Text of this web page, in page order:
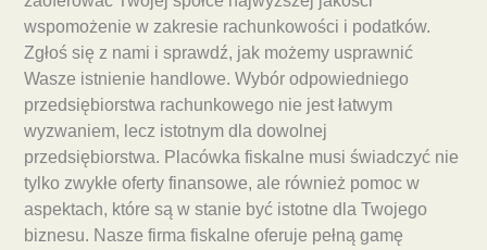
wspomożenie w zakresie rachunkowości i podatków.
Zgłoś się z nami i sprawdź, jak możemy usprawnić
Wasze istnienie handlowe. Wybór odpowiedniego
przedsiębiorstwa rachunkowego nie jest łatwym
wyzwaniem, lecz istotnym dla dowolnej
przedsiębiorstwa. Placówka fiskalne musi świadczyć nie
tylko zwykłe oferty finansowe, ale również pomoc w
aspektach, które są w stanie być istotne dla Twojego
biznesu. Nasze firma fiskalne oferuje pełną gamę